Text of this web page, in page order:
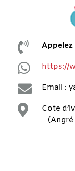
 Appelez
 https://
 Email :

Cote
(Angré